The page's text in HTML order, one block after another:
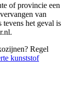
of provincie een
van
het geval is
Regel
kunststof